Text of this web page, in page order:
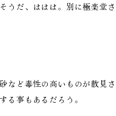
うだ、ははは。別に極楽堂
など毒性の高いものが散見
事もあるだろう。